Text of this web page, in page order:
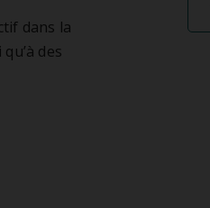
dans la
des